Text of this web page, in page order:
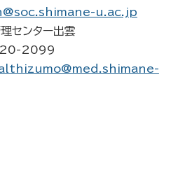
u.ac.jp
ンター出雲
2099